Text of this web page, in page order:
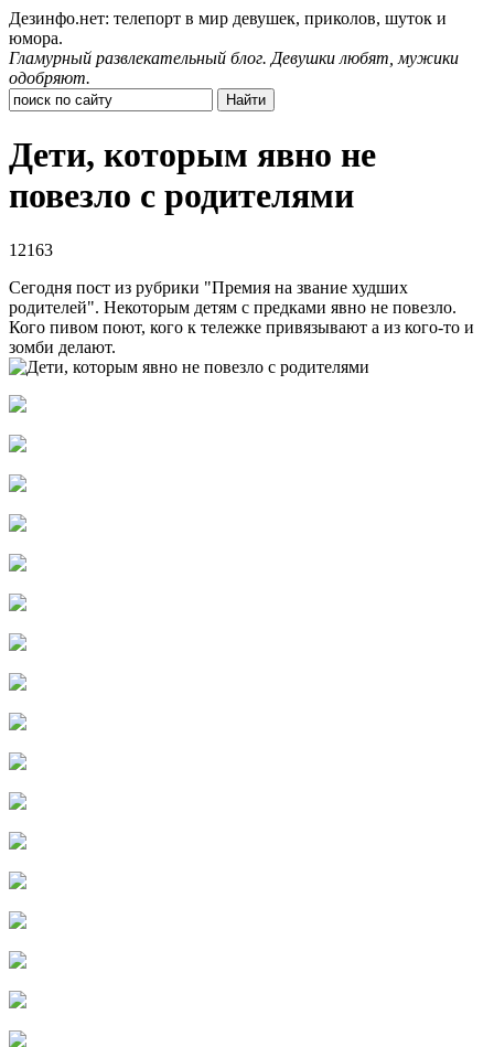
Дезинфо.нет: телепорт в мир девушек, приколов, шуток и
юмора.
Гламурный развлекательный блог. Девушки любят, мужики
одобряют.
Дети, которым явно не
повезло с родителями
12163
Сегодня пост из рубрики "Премия на звание худших
родителей". Некоторым детям с предками явно не повезло.
Кого пивом поют, кого к тележке привязывают а из кого-то и
зомби делают.